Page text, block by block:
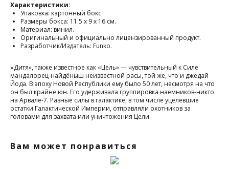
Характеристики:
Упаковка: картонный бокс.
Размеры бокса: 11.5 х 9 х 16 см.
Материал: винил.
Оригинальный и официально лицензированный продукт.
Разработчик/Издатель: Funko.
«Дитя», также известное как «Цель» — чувствительный к Силе
мандалорец-найдёныш неизвестной расы, той же, что и джедай
Йода. В эпоху Новой Республики ему было 50 лет, несмотря на что
он был крайне юн. Его удерживала группировка наёмников-никто
на Арвале-7. Разные силы в галактике, в том числе уцелевшие
остатки Галактической Империи, отправляли охотников за
головами для захвата или уничтожения Цели.
Вам может понравиться